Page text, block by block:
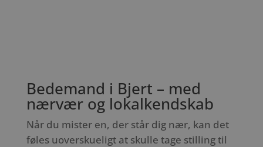
Bedemand i Bjert – med
nærvær og lokalkendskab
Når du mister en, der står dig nær, kan det
føles uoverskueligt at skulle tage stilling til